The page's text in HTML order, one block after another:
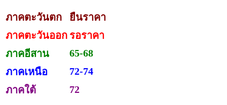
ภาคตะวันตก
ยืนราคา
ภาคตะวันออก รอราคา
ภาคอีสาน
65-68
ภาคเหนือ
72-74
ภาคใต้
72